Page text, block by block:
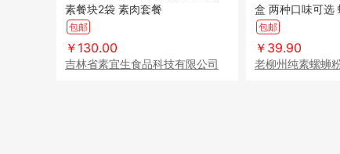
素餐块2袋 素肉套餐
包邮
￥130.00
吉林省素宜生食品科技有限公司
盒 两种口味可选
柳州特产
包邮
￥39.90
老柳州纯素螺蛳